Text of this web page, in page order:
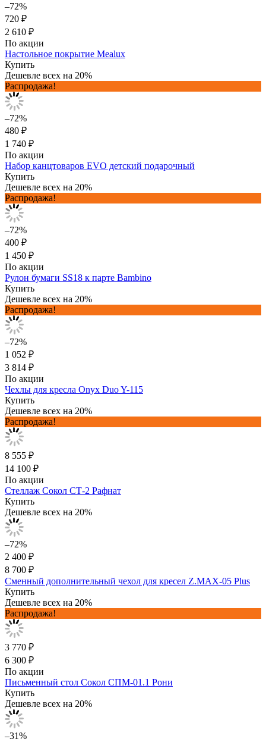
–72%
720 ₽
2 610 ₽
По акции
Настольное покрытие Mealux
Купить
Дешевле всех на 20%
Распродажа!
–72%
480 ₽
1 740 ₽
По акции
Набор канцтоваров EVO детский подарочный
Купить
Дешевле всех на 20%
Распродажа!
–72%
400 ₽
1 450 ₽
По акции
Рулон бумаги SS18 к парте Bambino
Купить
Дешевле всех на 20%
Распродажа!
–72%
1 052 ₽
3 814 ₽
По акции
Чехлы для кресла Onyx Duo Y-115
Купить
Дешевле всех на 20%
Распродажа!
8 555 ₽
14 100 ₽
По акции
Стеллаж Сокол СТ-2 Рафнат
Купить
Дешевле всех на 20%
–72%
2 400 ₽
8 700 ₽
Сменный дополнительный чехол для кресел Z.MAX-05 Plus
Купить
Дешевле всех на 20%
Распродажа!
3 770 ₽
6 300 ₽
По акции
Письменный стол Сокол СПМ-01.1 Рони
Купить
Дешевле всех на 20%
–31%